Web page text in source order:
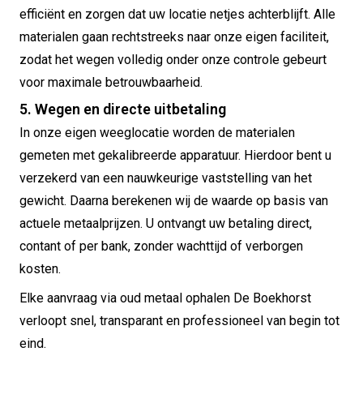
efficiënt en zorgen dat uw locatie netjes achterblijft. Alle
materialen gaan rechtstreeks naar onze eigen faciliteit,
zodat het wegen volledig onder onze controle gebeurt
voor maximale betrouwbaarheid.
5. Wegen en directe uitbetaling
In onze eigen weeglocatie worden de materialen
gemeten met gekalibreerde apparatuur. Hierdoor bent u
verzekerd van een nauwkeurige vaststelling van het
gewicht. Daarna berekenen wij de waarde op basis van
actuele metaalprijzen. U ontvangt uw betaling direct,
contant of per bank, zonder wachttijd of verborgen
kosten.
Elke aanvraag via oud metaal ophalen De Boekhorst
verloopt snel, transparant en professioneel van begin tot
eind.